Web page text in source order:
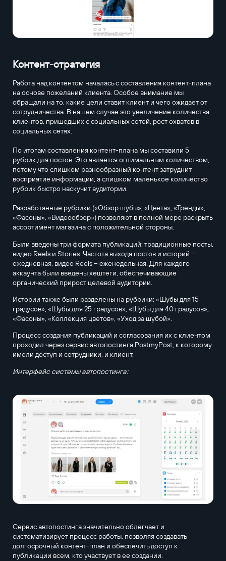
Контент-стратегия
Работа над контентом началась с составления контент-плана
на основе пожеланий клиента. Особое внимание мы
обращали на то, какие цели ставит клиент и чего ожидает от
сотрудничества. В нашем случае это увеличение количества
клиентов, пришедших с социальных сетей, рост охватов в
социальных сетях.
По итогам составления контент-плана мы составили 5
рубрик для постов. Это является оптимальным количеством,
потому что слишком разнообразный контент затруднит
восприятие информации, а слишком маленькое количество
рубрик быстро наскучит аудитории.
Разработанные рубрики («Обзор шубы», «Цвета», «Тренды»,
«Фасоны», «Видеообзор») позволяют в полной мере раскрыть
ассортимент магазина с положительной стороны.
Были введены три формата публикаций: традиционные посты,
видео Reels и Stories. Частота выхода постов и историй –
ежедневная, видео Reels – еженедельная. Для каждого
аккаунта были введены хештеги, обеспечивающие
органический прирост целевой аудитории.
Истории также были разделены на рубрики: «Шубы для 15
градусов», «Шубы для 25 градусов», «Шубы для 40 градусов»,
«Фасоны», «Коллекция цветов», «Уход за шубой».
Процесс создания публикаций и согласования их с клиентом
проходил через сервис автопостинга PostmyPost, к которому
имели доступ и сотрудники, и клиент.
Интерфейс системы автопостинга:
Сервис автопостинга значительно облегчает и
систематизирует процесс работы, позволяя создавать
долгосрочный контент-план и обеспечить доступ к
публикации всем, кто участвует в ее создании.